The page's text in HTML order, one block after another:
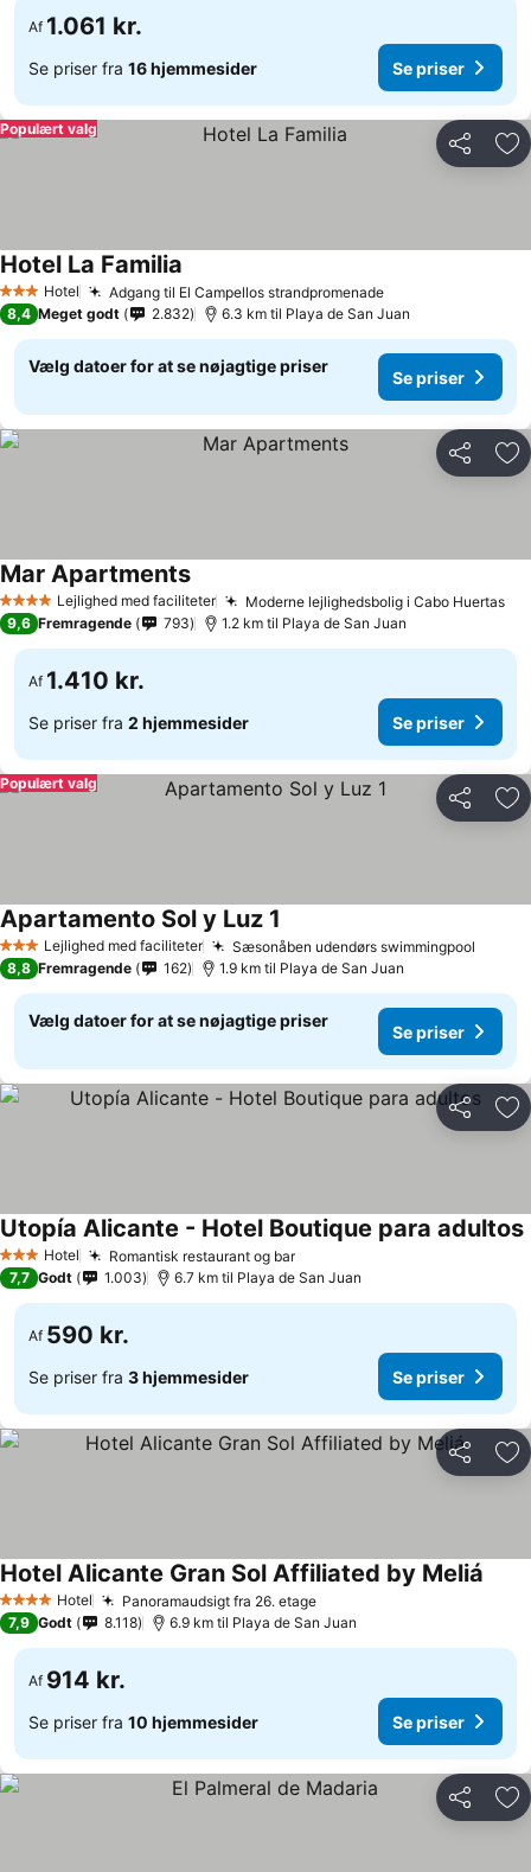
Af 1.061 kr.
Se priser fra 16 hjemmesider Se priser
Del
Populært valg
3 StjernerHotel Adgang til El Campellos strandpromenade
Hotel La Familia
8,4 Meget godt 2.832 6.3 km til Playa de San Juan
Vælg datoer for at se nøjagtige priser
Se priser
Del
4 StjernerLejlighed med faciliteter Moderne lejlighedsbolig i Cabo Huertas
Mar Apartments
9,6 Fremragende 793 1.2 km til Playa de San Juan
Af 1.410 kr.
Se priser fra 2 hjemmesider Se priser
Del
Populært valg
3 StjernerLejlighed med faciliteter Sæsonåben udendørs swimmingpool
Apartamento Sol y Luz 1
8,8 Fremragende 162 1.9 km til Playa de San Juan
Vælg datoer for at se nøjagtige priser
Se priser
Del
3 StjernerHotel Romantisk restaurant og bar
Utopía Alicante - Hotel Boutique para adultos
7,7 Godt 1.003 6.7 km til Playa de San Juan
Af 590 kr.
Se priser fra 3 hjemmesider Se priser
Del
4 StjernerHotel Panoramaudsigt fra 26. etage
Hotel Alicante Gran Sol Affiliated by Meliá
7,9 Godt 8.118 6.9 km til Playa de San Juan
Af 914 kr.
Se priser fra 10 hjemmesider Se priser
Del